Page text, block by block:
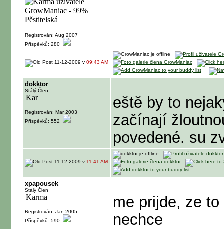
Registrován: Aug 2007
Příspěvků: 280
11-12-2009 v 09:43 AM
dokktor
Stálý Člen
Registrován: Mar 2003
Příspěvků: 552
eště by to
začínají
povedené. su
11-12-2009 v 11:41 AM
xpapousek
Stálý Člen
Registrován: Jan 2005
Příspěvků: 590
me prijde, ze
nechce